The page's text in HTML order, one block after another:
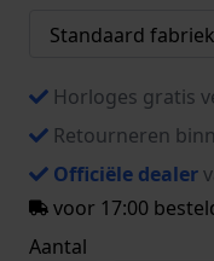
Horloges gratis
Retourneren
Officiële dealer
voor 17:00
Aantal